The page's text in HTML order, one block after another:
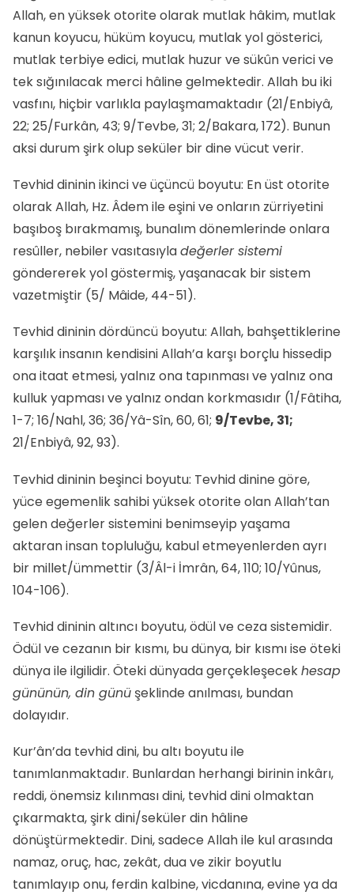
Allah, en yüksek otorite olarak mutlak hâkim, mutlak
kanun koyucu, hüküm koyucu, mutlak yol gösterici,
mutlak terbiye edici, mutlak huzur ve sükûn verici ve
tek sığınılacak merci hâline gelmektedir. Allah bu iki
vasfını, hiçbir varlıkla paylaşmamaktadır (21/Enbiyâ,
22; 25/Furkân, 43; 9/Tevbe, 31; 2/Bakara, 172). Bunun
aksi durum şirk olup seküler bir dine vücut verir.
Tevhid dininin ikinci ve üçüncü boyutu: En üst otorite
olarak Allah, Hz. Âdem ile eşini ve onların zürriyetini
başıboş bırakmamış, bunalım dönemlerinde onlara
resûller, nebiler vasıtasıyladeğerler sistemi
göndererek yol göstermiş, yaşanacak bir sistem
vazetmiştir (5/ Mâide, 44-51).
Tevhid dininin dördüncü boyutu: Allah, bahşettiklerine
karşılık insanın kendisini Allah’a karşı borçlu hissedip
ona itaat etmesi, yalnız ona tapınması ve yalnız ona
kulluk yapması ve yalnız ondan korkmasıdır (1/Fâtiha,
1-7; 16/Nahl, 36; 36/Yâ-Sîn, 60, 61; 9/Tevbe, 31;
21/Enbiyâ, 92, 93).
Tevhid dininin beşinci boyutu: Tevhid dinine göre,
yüce egemenlik sahibi yüksek otorite olan Allah’tan
gelen değerler sistemini benimseyip yaşama
aktaran insan topluluğu, kabul etmeyenlerden ayrı
bir millet/ümmettir (3/Âl-i İmrân, 64, 110; 10/Yûnus,
104-106).
Tevhid dininin altıncı boyutu, ödül ve ceza sistemidir.
Ödül ve cezanın bir kısmı, bu dünya, bir kısmı ise öteki
dünya ile ilgilidir. Öteki dünyada gerçekleşecekhesap
gününün, din günü şeklinde anılması, bundan
dolayıdır.
Kur’ân’da tevhid dini, bu altı boyutu ile
tanımlanmaktadır. Bunlardan herhangi birinin inkârı,
reddi, önemsiz kılınması dini, tevhid dini olmaktan
çıkarmakta, şirk dini/seküler din hâline
dönüştürmektedir. Dini, sadece Allah ile kul arasında
namaz, oruç, hac, zekât, dua ve zikir boyutlu
tanımlayıp onu, ferdin kalbine, vicdanına, evine ya da